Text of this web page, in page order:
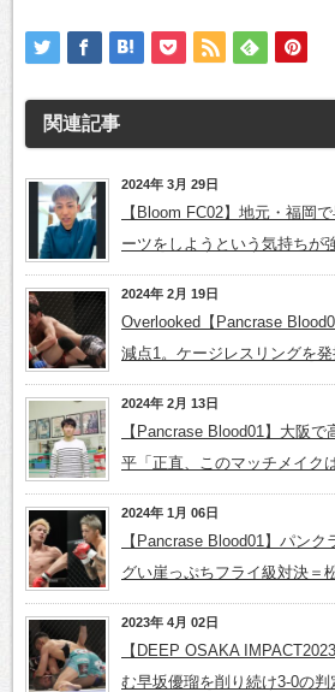
関連記事
2024年 3月 29日
【Bloom FC02】地元・福岡
ーツをしようという気持ちが
2024年 2月 19日
Overlooked【Pancrase
減点1。ケージレスリングを
2024年 2月 13日
【Pancrase Blood01】大阪
平「正直、このマッチメイク
2024年 1月 06日
【Pancrase Blood01】パン
グい崖っぷちフライ級対決＝
2023年 4月 02日
【DEEP OSAKA
む早坂優瑠を削り続け3-0の判